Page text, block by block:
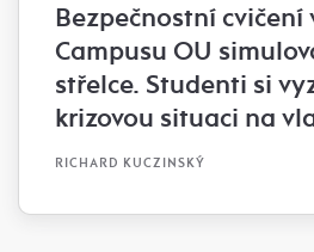
Bezpečnostní cvičení
Campusu OU
střelce. Studenti si
krizovou situaci na
RICHARD KUCZINSKÝ